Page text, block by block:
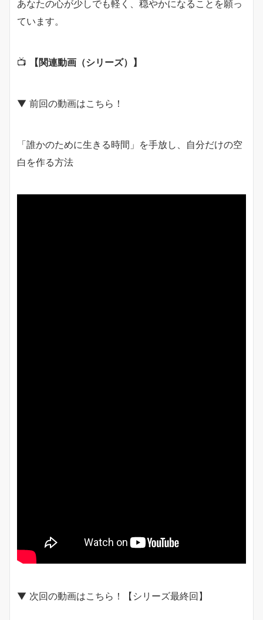
あなたの心が少しでも軽く、穏やかになることを願っ
ています。
📺 【関連動画（シリーズ）】
▼ 前回の動画はこちら！
「誰かのために生きる時間」を手放し、自分だけの空
白を作る方法
▼ 次回の動画はこちら！【シリーズ最終回】